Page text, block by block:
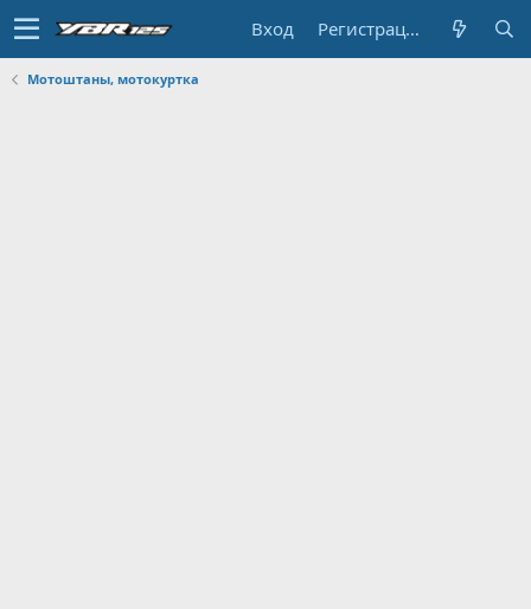
Вход Регистрация
Мотоштаны, мотокуртка